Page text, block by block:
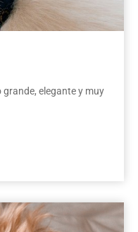
elegante y muy